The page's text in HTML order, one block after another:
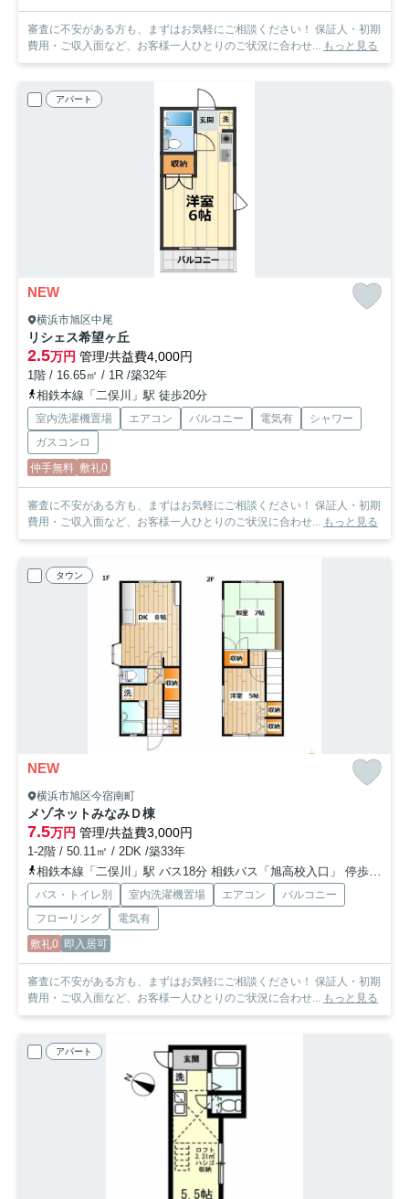
審査に不安がある方も、まずはお気軽にご相談ください！ 保証人・初期
費用・ご収入面など、お客様一人ひとりのご状況に合わせ... もっと見る
アパート
NEW
横浜市旭区中尾
リシェス希望ヶ丘
2.5万円 管理/共益費4,000円
1階 / 16.65㎡ / 1R /築32年
相鉄本線「二俣川」駅 徒歩20分
室内洗濯機置場 エアコン バルコニー 電気有
シャワー
ガスコンロ
仲手無料 敷礼0
審査に不安がある方も、まずはお気軽にご相談ください！ 保証人・初期
費用・ご収入面など、お客様一人ひとりのご状況に合わせ... もっと見る
タウン
NEW
横浜市旭区今宿南町
メゾネットみなみＤ棟
7.5万円 管理/共益費3,000円
1-2階 / 50.11㎡ / 2DK /築33年
相鉄本線「二俣川」駅 バス18分 相鉄バス「旭高校入口」 停歩15分
バス・トイレ別 室内洗濯機置場 エアコン
バルコニー
フローリング
電気有
敷礼0 即入居可
審査に不安がある方も、まずはお気軽にご相談ください！ 保証人・初期
費用・ご収入面など、お客様一人ひとりのご状況に合わせ... もっと見る
アパート